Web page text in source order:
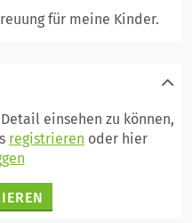
für meine Kinder.
einsehen zu können,
registrieren oder hier